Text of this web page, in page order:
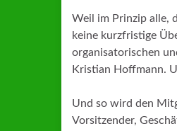
Weil im Prinzip alle,
keine kurzfristige
organisatorischen
Kristian Hoffmann.
Und so wird den
Vorsitzender,